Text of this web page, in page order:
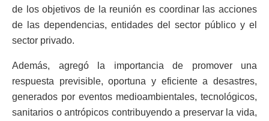
de los objetivos de la reunión es coordinar las acciones
de las dependencias, entidades del sector público y el
sector privado.
Además, agregó la importancia de promover una
respuesta previsible, oportuna y eficiente a desastres,
generados por eventos medioambientales, tecnológicos,
sanitarios o antrópicos contribuyendo a preservar la vida,